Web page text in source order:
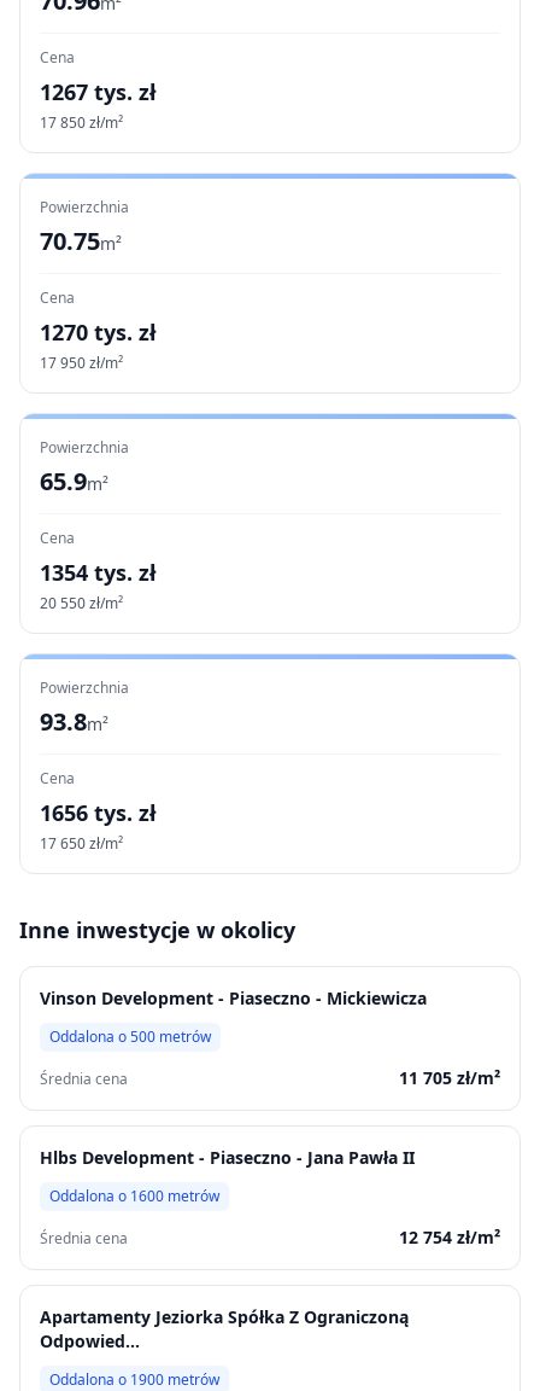
Cena
1267 tys. zł
17 850zł/m²
Powierzchnia
70.75m²
Cena
1270 tys. zł
17 950zł/m²
Powierzchnia
65.9m²
Cena
1354 tys. zł
20 550zł/m²
Powierzchnia
93.8m²
Cena
1656 tys. zł
17 650zł/m²
Inne inwestycje w okolicy
Vinson Development - Piaseczno - Mickiewicza
Oddalona o500 metrów
Średnia cena 11 705 zł/m²
Hlbs Development - Piaseczno - Jana Pawła II
Oddalona o 1600 metrów
Średnia cena 12 754 zł/m²
Apartamenty Jeziorka Spółka Z Ograniczoną
Odpowied...
Oddalona o 1900 metrów